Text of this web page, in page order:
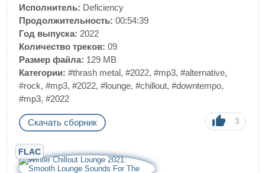
Исполнитель: Deficiency
Продолжительность: 00:54:39
Год выпуска: 2022
Количество треков: 09
Размер файла: 129 MB
Категории: #thrash metal, #2022, #mp3, #alternative,
#rock, #mp3, #2022, #lounge, #chillout, #downtempo,
#mp3, #2022
Скачать сборник 3
FLAC